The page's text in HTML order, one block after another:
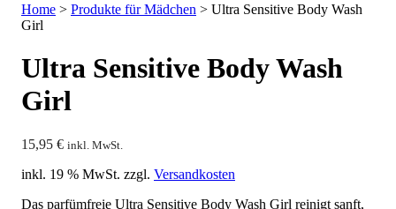
Home > Produkte für Mädchen > Ultra Sensitive Body Wash
Girl
Ultra Sensitive Body Wash
Girl
15,95 € inkl. MwSt.
inkl. 19 % MwSt. zzgl. Versandkosten
Das parfümfreie Ultra Sensitive Body Wash Girl reinigt sanft,